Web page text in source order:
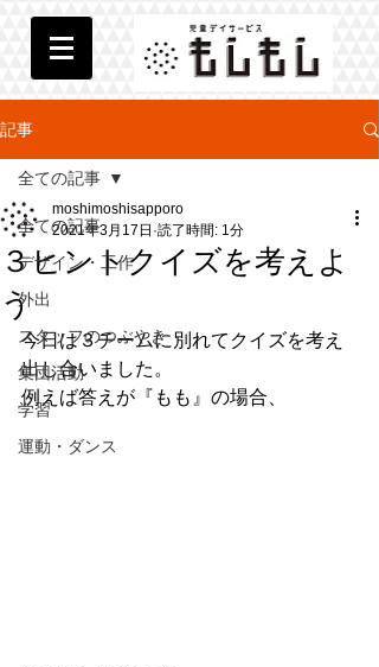
記事
全ての記事
デザイン・工作
外出
スタッフのつぶやき
集団活動
学習
運動・ダンス
全ての記事
３ヒントクイズを考えよ
う
moshimoshisapporo
2021年3月17日 読了時間: 1分
今日は３チームに別れてクイズを考え
出し合いました。
例えば答えが『もも』の場合、